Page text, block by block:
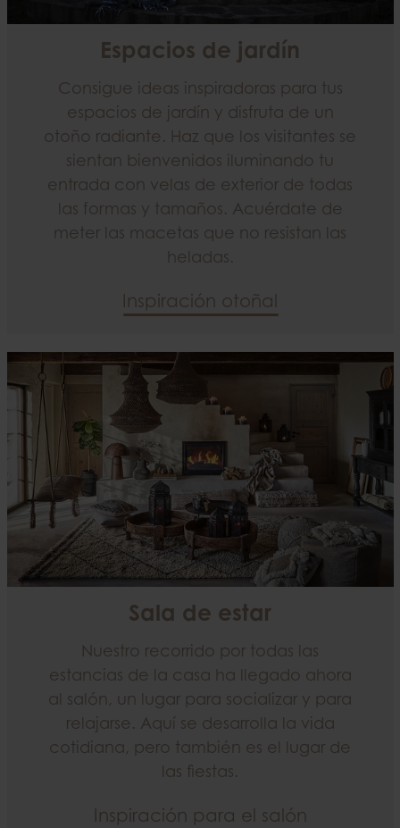
Espacios de jardín
Consigue ideas inspiradoras para tus
espacios de jardín y disfruta de un
otoño radiante. Haz que los visitantes se
sientan bienvenidos iluminando tu
entrada con velas de exterior de todas
las formas y tamaños. Acuérdate de
meter las macetas que no resistan las
heladas.
Inspiración otoñal
Sala de estar
Nuestro recorrido por todas las
estancias de la casa ha llegado ahora
al salón, un lugar para socializar y para
relajarse. Aquí se desarrolla la vida
cotidiana, pero también es el lugar de
las fiestas.
Inspiración para el salón